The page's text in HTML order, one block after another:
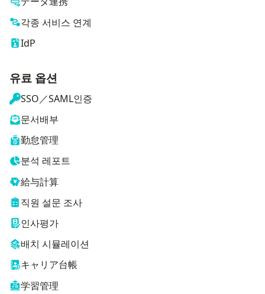
각종 서비스 연계
IdP
유료 옵션
SSO／SAML인증
문서배부
勤怠管理
분석 레포트
給与計算
직원 설문 조사
인사평가
배치 시뮬레이션
キャリア台帳
学習管理